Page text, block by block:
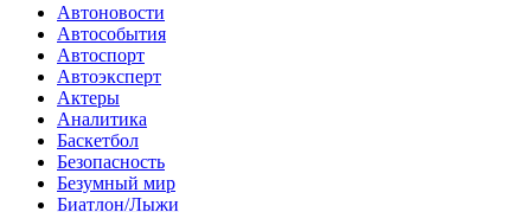
Автоновости
Автособытия
Автоспорт
Автоэксперт
Актеры
Аналитика
Баскетбол
Безопасность
Безумный мир
Биатлон/Лыжи